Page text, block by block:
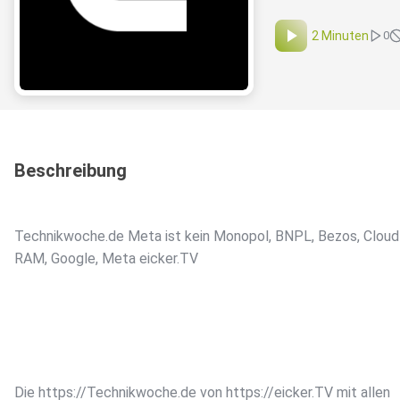
2 Minuten 0
Beschreibung
Technikwoche.de Meta ist kein Monopol, BNPL, Bezos,
RAM, Google, Meta eicker.TV
Die https://Technikwoche.de von https://eicker.TV mit allen